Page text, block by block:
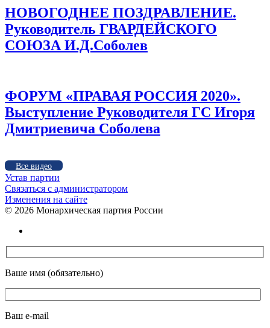
НОВОГОДНЕЕ ПОЗДРАВЛЕНИЕ.
Руководитель ГВАРДЕЙСКОГО
СОЮЗА И.Д.Соболев
ФОРУМ «ПРАВАЯ РОССИЯ 2020».
Выступление Руководителя ГС Игоря
Дмитриевича Соболева
Все видео
Устав партии
Связаться с администратором
Изменения на сайте
© 2026 Монархическая партия России
Ваше имя (обязательно)
Ваш e-mail